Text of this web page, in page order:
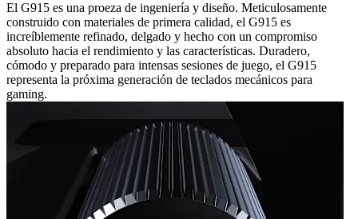
El G915 es una proeza de ingeniería y diseño. Meticulosamente
construido con materiales de primera calidad, el G915 es
increíblemente refinado, delgado y hecho con un compromiso
absoluto hacia el rendimiento y las características. Duradero,
cómodo y preparado para intensas sesiones de juego, el G915
representa la próxima generación de teclados mecánicos para
gaming.